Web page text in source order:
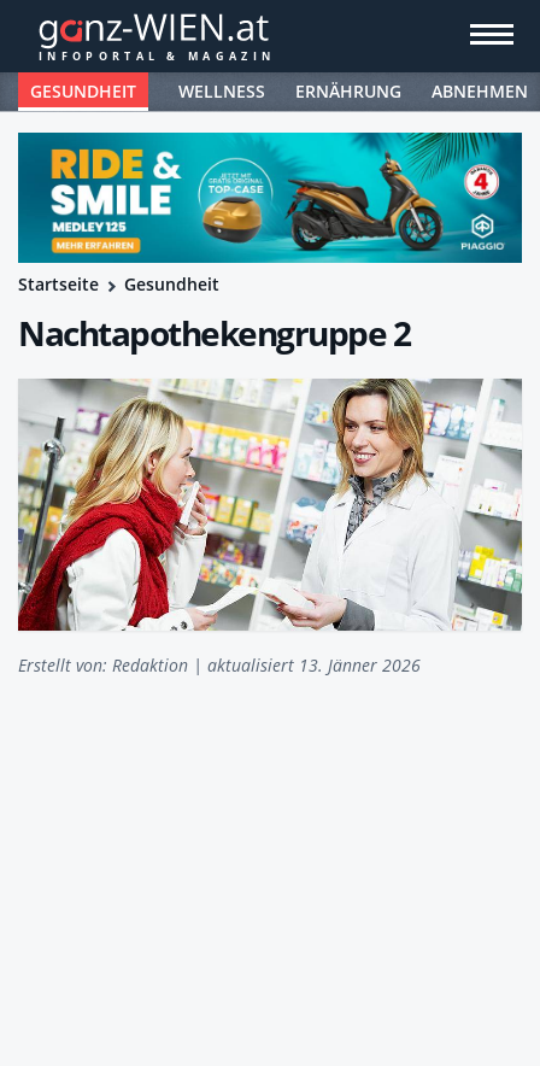
GESUNDHEIT WELLNESS ERNÄHRUNG ABNEHMEN
Startseite Gesundheit
Nachtapothekengruppe 2
Erstellt von: Redaktion | aktualisiert 13. Jänner 2026